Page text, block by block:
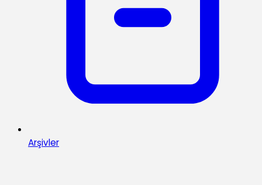
Arşivler